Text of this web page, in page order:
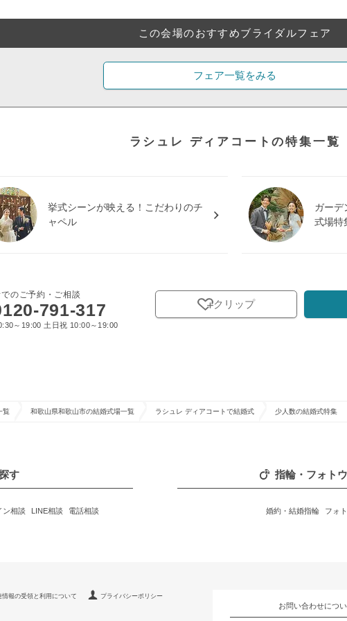
この会場のおすすめブライダルフェア
フェア一覧をみる
ラシュレ ディアコートの特集一覧
挙式シーンが映える！こだわりのチ
ャペル
ガーデ
式場特
のご予約・ご相談
791-317
～19:00 土日祝 10:00～19:00
クリップ
覧 和歌山県和歌山市の結婚式場一覧 ラシュレ ディアコートで結婚式 少人数の結婚式特集
す
ン相談 LINE相談 電話相談
指輪・フォト
婚約・結婚指輪 フォ
情報の受領と利用について プライバシーポリシー
お問い合わせにつ